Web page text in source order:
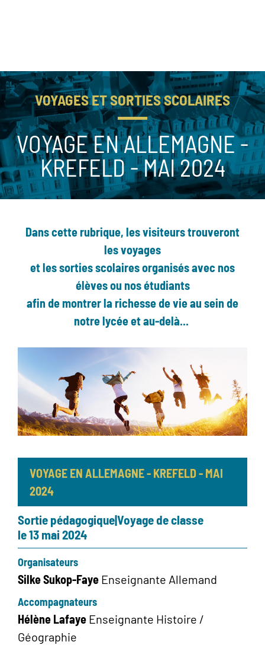
VOYAGES ET SORTIES SCOLAIRES
VOYAGE EN ALLEMAGNE -
KREFELD - MAI 2024
Dans cette rubrique, les visiteurs trouveront
les voyages
et les sorties scolaires organisés avec nos
élèves ou nos étudiants
afin de montrer la richesse de vie au sein de
notre lycée et au-delà...
VOYAGE EN ALLEMAGNE - KREFELD - MAI
2024
Sortie pédagogique|Voyage de classe
le 13 mai 2024
Organisateurs
SilkeSukop-Faye Enseignante Allemand
Accompagnateurs
Hélène Lafaye Enseignante Histoire /
Géographie